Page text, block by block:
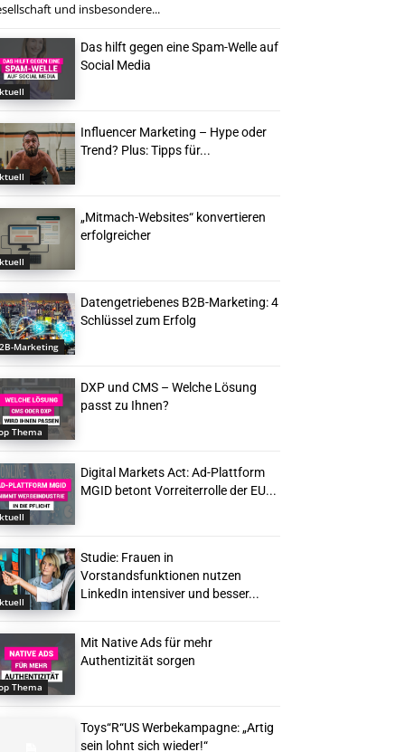
und insbesondere...
Das hilft gegen eine Spam-Welle auf
Social Media
Influencer Marketing – Hype oder
Trend? Plus: Tipps für...
„Mitmach-Websites“ konvertieren
erfolgreicher
Marketing
Datengetriebenes B2B-Marketing: 4
Schlüssel zum Erfolg
Thema
DXP und CMS – Welche Lösung
passt zu Ihnen?
Digital Markets Act: Ad-Plattform
MGID betont Vorreiterrolle der EU...
Studie: Frauen in
Vorstandsfunktionen nutzen
LinkedIn intensiver und besser...
Thema
Mit Native Ads für mehr
Authentizität sorgen
Toys“R“US Werbekampagne: „Artig
sein lohnt sich wieder!“